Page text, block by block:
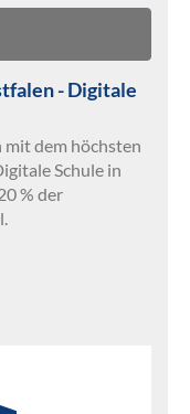
- Digitale
mit dem höchsten
Schule in
% der